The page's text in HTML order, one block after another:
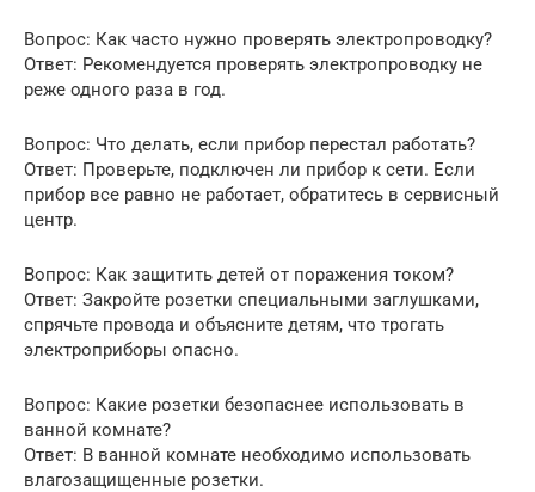
Вопрос: Как часто нужно проверять электропроводку?
Ответ: Рекомендуется проверять электропроводку не
реже одного раза в год.
Вопрос: Что делать, если прибор перестал работать?
Ответ: Проверьте, подключен ли прибор к сети. Если
прибор все равно не работает, обратитесь в сервисный
центр.
Вопрос: Как защитить детей от поражения током?
Ответ: Закройте розетки специальными заглушками,
спрячьте провода и объясните детям, что трогать
электроприборы опасно.
Вопрос: Какие розетки безопаснее использовать в
ванной комнате?
Ответ: В ванной комнате необходимо использовать
влагозащищенные розетки.